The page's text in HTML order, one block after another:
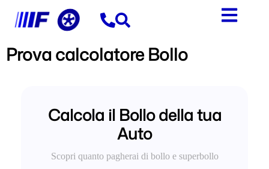
Prova calcolatore Bollo
Calcola il Bollo della tua
Auto
Scopri quanto pagherai di bollo e superbollo